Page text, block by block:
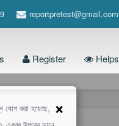
reportpretest@gmail.com
Register Helps
×
যোগ করা হয়েছে,